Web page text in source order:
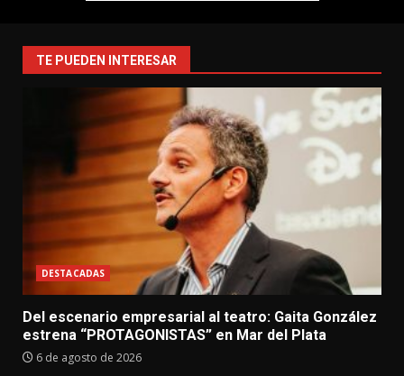
TE PUEDEN INTERESAR
DESTACADAS
Del escenario empresarial al teatro: Gaita González
estrena “PROTAGONISTAS” en Mar del Plata
6 de agosto de 2026